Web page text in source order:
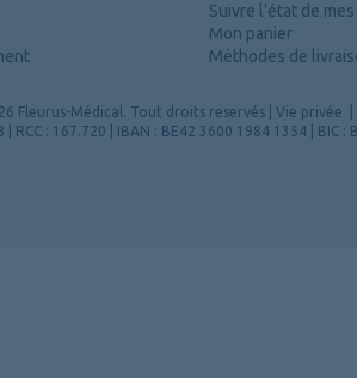
Suivre l'état de
Mon panier
Méthodes de
Fleurus-Médical. Tout droits reservés Vie privée
| RCC : 167.720 | IBAN : BE42 3600 1984 1354 | BIC :